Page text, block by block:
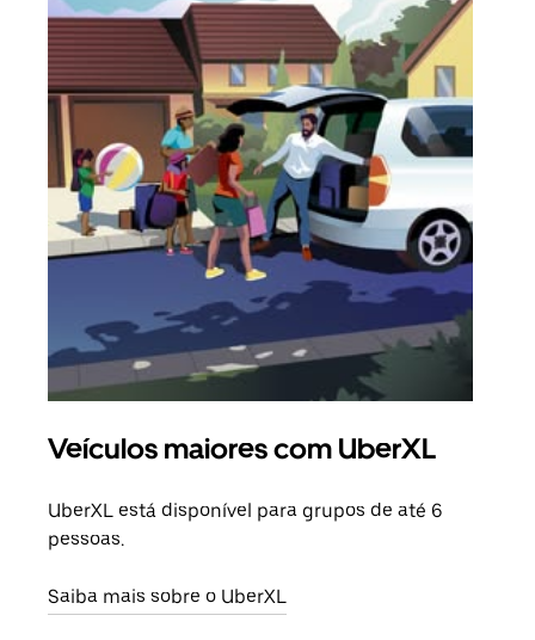
Veículos maiores com UberXL
UberXL está disponível para grupos de até 6
pessoas.
Saiba mais sobre o UberXL